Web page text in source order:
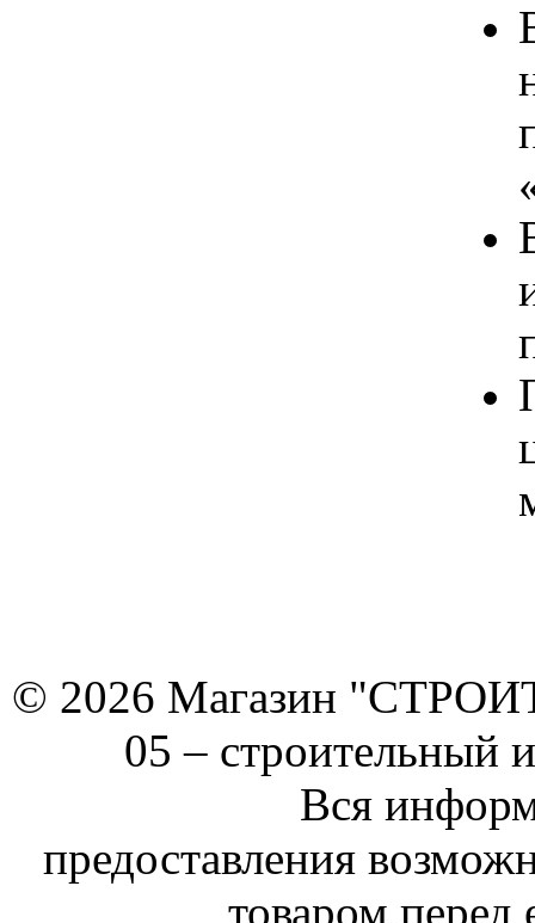
© 2026 Магазин
05 – строительный
Вся
предоставления
товаром перед